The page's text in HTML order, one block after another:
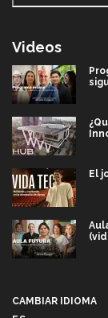
Videos
El
CAMBIAR IDIOMA